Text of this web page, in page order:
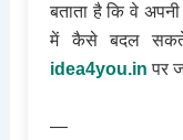
बताता है कि वे
में कैसे बदल सकते
idea4you.in पर
—